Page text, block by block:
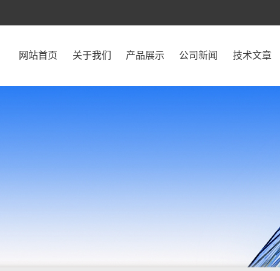
网站首页 关于我们 产品展示 公司新闻 技术文章